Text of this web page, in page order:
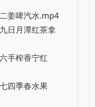
姜啤汽水.mp4
日月潭红茶拿
手榨香宁红
四季春水果